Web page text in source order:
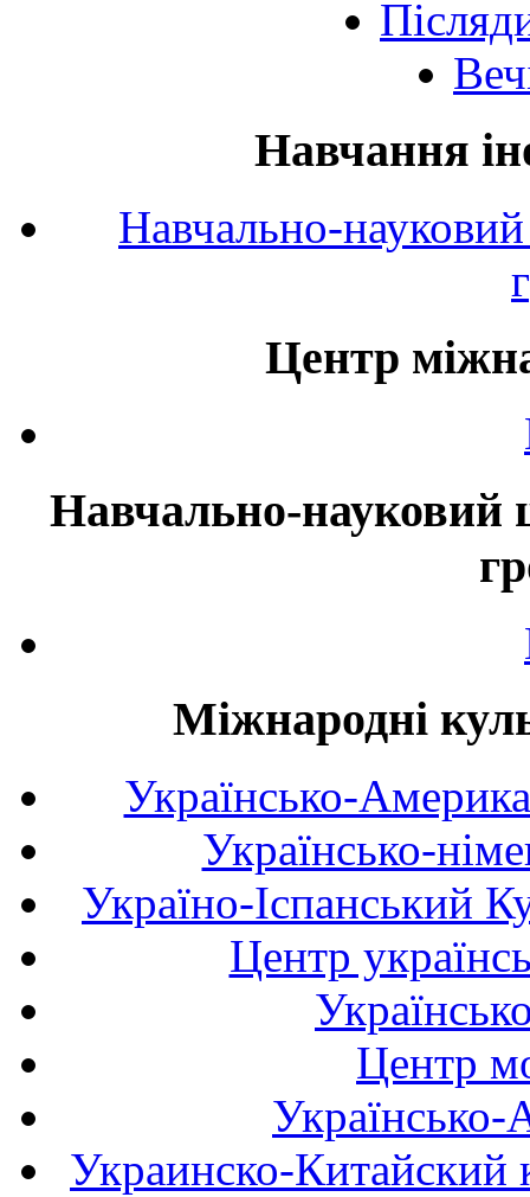
Навчання
Навчально-
Центр
Навчально-науковий
Міжнародні
Українсько-
Українсько-
Україно-Іспанський
Центр
Центр
Українсько-
Украинско-Китайский